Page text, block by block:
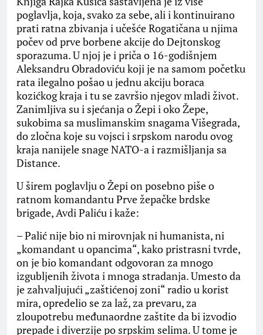
poglavlja, koja, svako za sebe, ali i kontinuirano
prati ratna zbivanja i učešće Rogatičana u njima
počev od prve borbene akcije do Dejtonskog
sporazuma. U njoj je i priča o 16-godišnjem
Aleksandru Obradoviću koji je na samom početku
rata ilegalno pošao u jednu akciju boraca
kozićkog kraja i tu se završio njegov mladi život.
Zanimljiva su i sjećanja o Žepi i oko Žepe,
sukobima sa muslimanskim snagama Višegrada,
do zločna koje su vojsci i srpskom narodu ovog
kraja nanijele snage NATO-a i razmišljanja sa
Distance.
U širem poglavlju o Žepi on posebno piše o
ratnom komandantu Prve žepačke brdske
brigade, Avdi Paliću i kaže:
– Palić nije bio ni mirovnjak ni humanista, ni
„komandant u opancima“, kako pristrasni tvrde,
on je bio komandant odgovoran za mnogo
izgubljenih života i mnoga stradanja. Umesto da
je zahvaljujući „zaštićenoj zoni“ radio u korist
mira, opredelio se za laž, za prevaru, za
zloupotrebu međunaordne zaštite da bi izvodio
prepade i diverzije po srpskim selima. U tome je